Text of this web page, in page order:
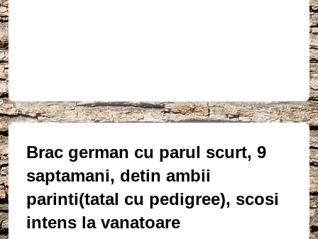
Brac german cu parul scurt, 9
saptamani, detin ambii
parinti(tatal cu pedigree), scosi
intens la vanatoare